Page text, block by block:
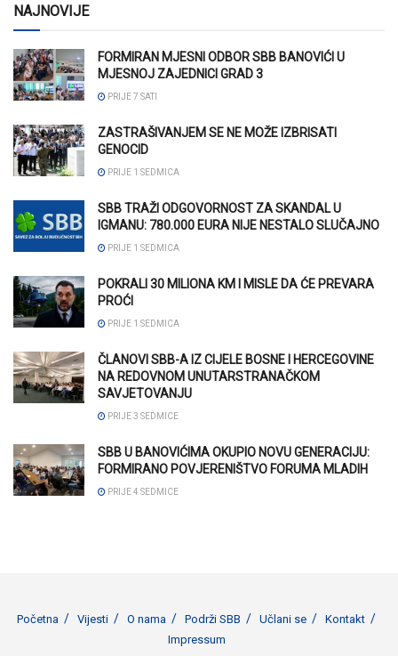
NAJNOVIJE
FORMIRAN MJESNI ODBOR SBB BANOVIĆI U
MJESNOJ ZAJEDNICI GRAD 3
PRIJE 7 SATI
ZASTRAŠIVANJEM SE NE MOŽE IZBRISATI
GENOCID
PRIJE 1 SEDMICA
SBB TRAŽI ODGOVORNOST ZA SKANDAL U
IGMANU: 780.000 EURA NIJE NESTALO SLUČAJNO
PRIJE 1 SEDMICA
POKRALI 30 MILIONA KM I MISLE DA ĆE PREVARA
PROĆI
PRIJE 1 SEDMICA
ČLANOVI SBB-A IZ CIJELE BOSNE I HERCEGOVINE
NA REDOVNOM UNUTARSTRANAČKOM
SAVJETOVANJU
PRIJE 3 SEDMICE
SBB U BANOVIĆIMA OKUPIO NOVU GENERACIJU:
FORMIRANO POVJERENIŠTVO FORUMA MLADIH
PRIJE 4 SEDMICE
Početna Vijesti O nama Podrži SBB Učlani se
Kontakt
Impressum